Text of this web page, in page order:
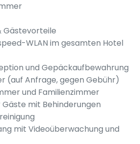
Gästevorteile
WLAN im gesamten Hotel
und Gepäckaufbewahrung
(auf Anfrage, gegen Gebühr)
und Familienzimmer
mit Behinderungen
mit Videoüberwachung und